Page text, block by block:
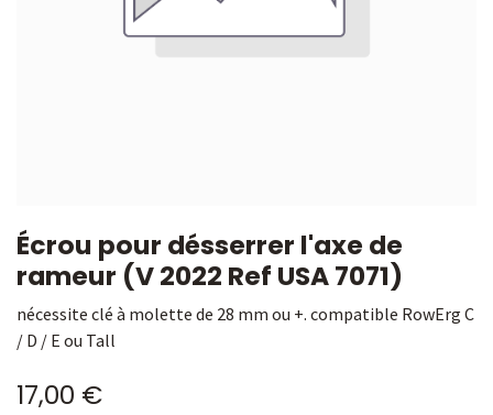
Écrou pour désserrer l'axe de
rameur (V 2022 Ref USA 7071)
nécessite clé à molette de 28 mm ou +. compatible RowErg C
/ D / E ou Tall
17,00 €